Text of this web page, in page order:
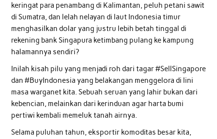
keringat para penambang di Kalimantan, peluh petani sawit
di Sumatra, dan lelah nelayan di laut Indonesia timur
menghasilkan dolar yang justru lebih betah tinggal di
rekening bank Singapura ketimbang pulang ke kampung
halamannya sendiri?
Inilah kisah pilu yang menjadi roh dari tagar #SellSingapore
dan #BuyIndonesia yang belakangan menggelora di lini
masa warganet kita. Sebuah seruan yang lahir bukan dari
kebencian, melainkan dari kerinduan agar harta bumi
pertiwi kembali memeluk tanah airnya.
Selama puluhan tahun, eksportir komoditas besar kita,